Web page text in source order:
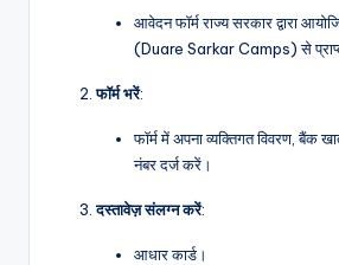
आवेदन फॉर्म राज्य सरकार द्वारा
(Duare Sarkar Camps) से
फॉर्मभरें:
फॉर्म में अपना व्यक्तिगत विवरण, बैंक
नंबर दर्ज करें।
दस्तावेज़संलग्नकरें:
आधार कार्ड।